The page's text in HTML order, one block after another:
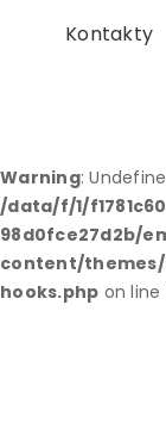
Kontakty
Warning:
/data/f/1/
98d0fce27d2b/
content/
hooks.php on line